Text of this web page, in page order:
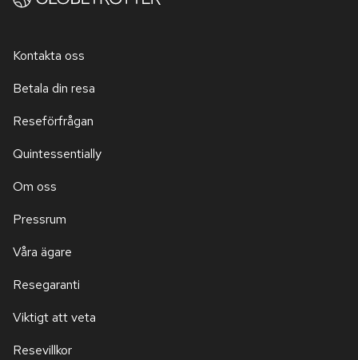
Kontakta oss
Betala din resa
Reseförfrågan
Quintessentially
Om oss
Pressrum
Våra ägare
Resegaranti
Viktigt att veta
Resevillkor